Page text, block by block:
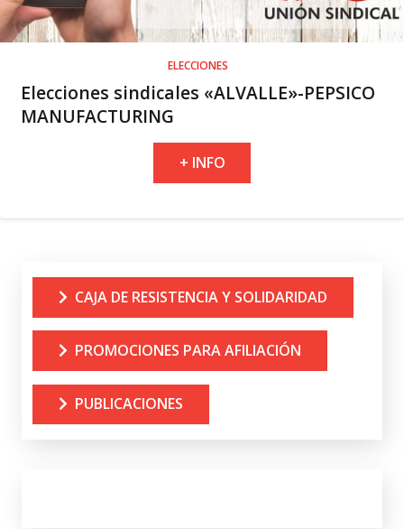
ELECCIONES
Elecciones sindicales «ALVALLE»-PEPSICO
MANUFACTURING
+ INFO
CAJA DE RESISTENCIA Y SOLIDARIDAD
PROMOCIONES PARA AFILIACIÓN
PUBLICACIONES